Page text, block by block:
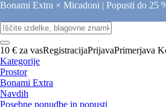
Bonami Extra × Micadoni | Popusti do 25
10 € za vasRegistracijaPrijavaPrimerjava
Kategorije
Prostor
Bonami Extra
Navdih
Posebne ponudbe in popusti